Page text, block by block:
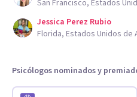
San Francisco, Estados
Jessica Perez Rubio
Florida, Estados Unidos de
Psicólogos nominados y